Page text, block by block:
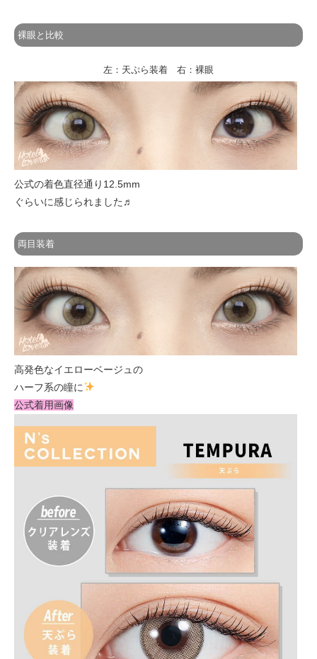
裸眼と比較
左：天ぷら装着 右：裸眼
公式の着色直径通り12.5mm
ぐらいに感じられました♬
両目装着
高発色なイエローベージュの
ハーフ系の瞳に
公式着用画像